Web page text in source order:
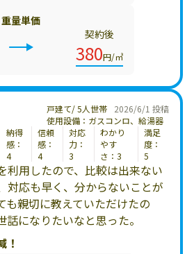
重量単価
契約後
380円/㎥
2026/6/1 投稿
戸建て/ 5人世帯
使用設備：ガスコンロ、給湯器
納得
感：
4
信頼
感：
4
対応
力：
3
わかり
やす
さ：3
満足
度：
5
利用したので、比較は出来ない
対応も早く、分からないことが
も親切に教えていただけたの
になりたいなと思った。
！